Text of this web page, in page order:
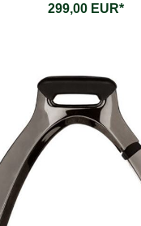
299,00 EUR*